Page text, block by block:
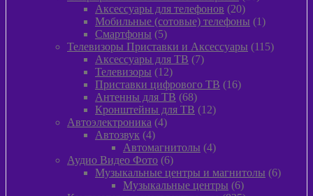
Аксессуары для телефонов 2020
товаров
Мобильные (сотовые) телефоны 11
Смартфоны 55
товаров
Телевизоры Приставки и Аксессуары 115115
Аксессуары для ТВ 77
Телевизоры 1212
товаров
Приставки цифрового ТВ 1616
Антенны для ТВ 6868
товаров
Кронштейны для ТВ 1212
Автоэлектроника 44
Автозвук 44
товара
Автомагнитолы 44
Аудио Видео Фото 66
товаров
Музыкальные центры и магнитолы 66
Музыкальные центры 66